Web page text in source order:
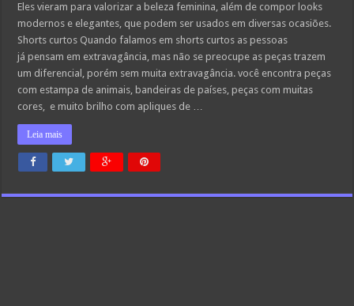
Eles vieram para valorizar a beleza feminina, além de compor looks
modernos e elegantes, que podem ser usados em diversas ocasiões.
Shorts curtos Quando falamos em shorts curtos as pessoas
já pensam em extravagância, mas não se preocupe as peças trazem
um diferencial, porém sem muita extravagância. você encontra peças
com estampa de animais, bandeiras de países, peças com muitas
cores, e muito brilho com apliques de …
Leia mais